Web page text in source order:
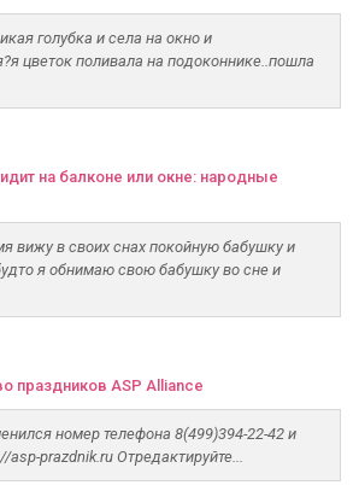
голубка и села на окно и
цветок поливала на подоконнике..пошла
на балконе или окне: народные
вижу в своих снах покойную бабушку и
я обнимаю свою бабушку во сне и
праздников ASP Alliance
номер телефона 8(499)394-22-42 и
asp-prazdnik.ru Отредактируйте...